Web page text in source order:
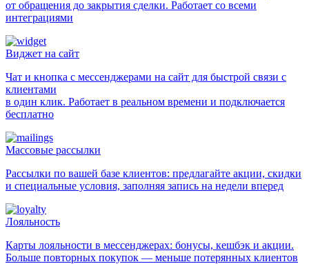
от обращения до закрытия сделки. Работает со всеми
интеграциями
Виджет на сайт
Чат и кнопка с мессенджерами на сайт для быстрой связи с
клиентами
в один клик. Работает в реальном времени и подключается
бесплатно
Массовые рассылки
Рассылки по вашей базе клиентов: предлагайте акции, скидки
и специальные условия, заполняя запись на недели вперед
Лояльность
Карты лояльности в мессенджерах: бонусы, кешбэк и акции.
Больше повторных покупок — меньше потерянных клиентов